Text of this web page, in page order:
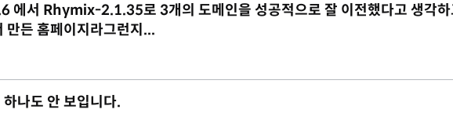
에서 Rhymix-2.1.35로 3개의 도메인을 성공적으로 잘 이전했다고 생각하
만든 홈페이지라그런지...
나도 안 보입니다.